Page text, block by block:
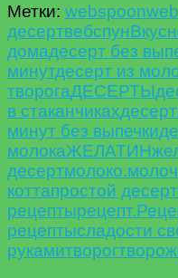
Метки: webspoon
десертвебспун
домадесерт без
минутдесерт из
творогаДЕСЕРТЫ
в стаканчиках
минут без выпечки
молокаЖЕЛАТИН
десертмолоко.
коттапростой десерт
рецептырецепт.
рецептысладости
рукамитворог